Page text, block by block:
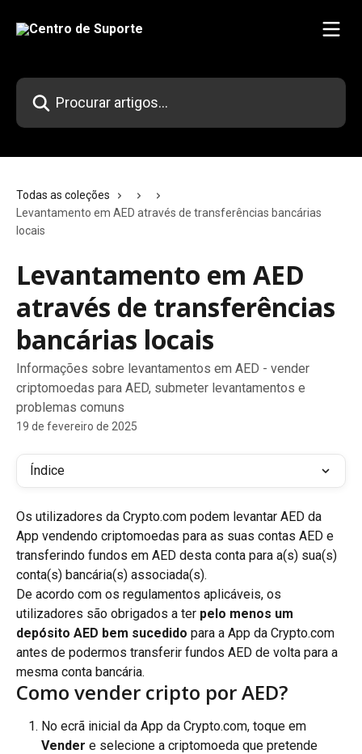
Procurar artigos...
Todas as coleções
Levantamento em AED através de transferências bancárias
locais
Levantamento em AED
através de transferências
bancárias locais
Informações sobre levantamentos em AED - vender
criptomoedas para AED, submeter levantamentos e
problemas comuns
19 de fevereiro de 2025
Índice
Os utilizadores da Crypto.com podem levantar AED da
App vendendo criptomoedas para as suas contas AED e
transferindo fundos em AED desta conta para a(s) sua(s)
conta(s) bancária(s) associada(s).
De acordo com os regulamentos aplicáveis, os
utilizadores são obrigados a ter pelo menos um
depósito AED bem sucedido para a App da Crypto.com
antes de podermos transferir fundos AED de volta para a
mesma conta bancária.
Como vender cripto por AED?
No ecrã inicial da App da Crypto.com, toque em
Vender e selecione a criptomoeda que pretende